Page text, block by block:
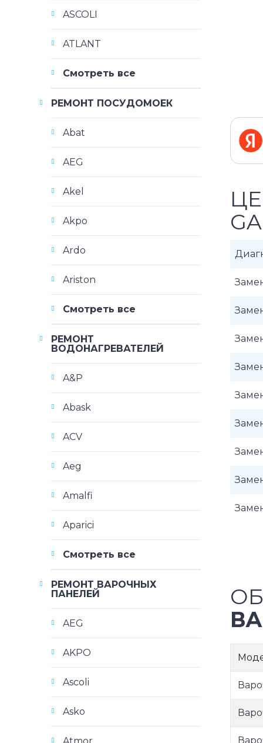
ASCOLI
ATLANT
Смотреть все
РЕМОНТ ПОСУДОМОЕК
Abat
AEG
Akel
Akpo
Ardo
Ariston
Смотреть все
РЕМОНТ
ВОДОНАГРЕВАТЕЛЕЙ
A&P
Abask
ACV
Aeg
Amalfi
Aparici
Смотреть все
РЕМОНТ ВАРОЧНЫХ
ПАНЕЛЕЙ
AEG
AKPO
Ascoli
Asko